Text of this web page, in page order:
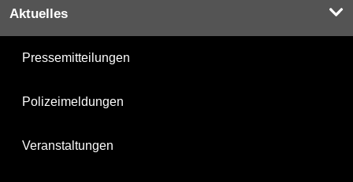
Aktuelles
Pressemitteilungen
Polizeimeldungen
Veranstaltungen